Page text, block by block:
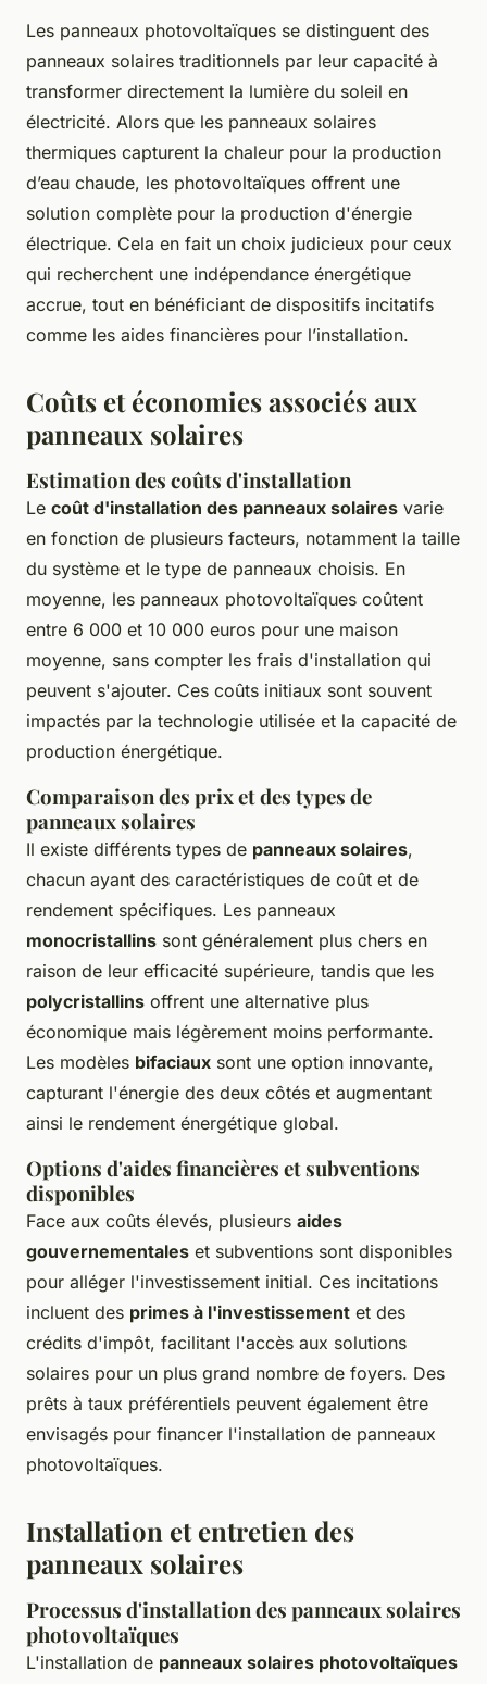
Les panneaux photovoltaïques se distinguent des
panneaux solaires traditionnels par leur capacité à
transformer directement la lumière du soleil en
électricité. Alors que les panneaux solaires
thermiques capturent la chaleur pour la production
d’eau chaude, les photovoltaïques offrent une
solution complète pour la production d'énergie
électrique. Cela en fait un choix judicieux pour ceux
qui recherchent une indépendance énergétique
accrue, tout en bénéficiant de dispositifs incitatifs
comme les aides financières pour l’installation.
Coûts et économies associés aux
panneaux solaires
Estimation des coûts d'installation
Le coût d'installation des panneaux solaires varie
en fonction de plusieurs facteurs, notamment la taille
du système et le type de panneaux choisis. En
moyenne, les panneaux photovoltaïques coûtent
entre 6 000 et 10 000 euros pour une maison
moyenne, sans compter les frais d'installation qui
peuvent s'ajouter. Ces coûts initiaux sont souvent
impactés par la technologie utilisée et la capacité de
production énergétique.
Comparaison des prix et des types de
panneaux solaires
Il existe différents types de panneaux solaires,
chacun ayant des caractéristiques de coût et de
rendement spécifiques. Les panneaux
monocristallins sont généralement plus chers en
raison de leur efficacité supérieure, tandis que les
polycristallins offrent une alternative plus
économique mais légèrement moins performante.
Les modèles bifaciaux sont une option innovante,
capturant l'énergie des deux côtés et augmentant
ainsi le rendement énergétique global.
Options d'aides financières et subventions
disponibles
Face aux coûts élevés, plusieurs aides
gouvernementales et subventions sont disponibles
pour alléger l'investissement initial. Ces incitations
incluent des primes à l'investissement et des
crédits d'impôt, facilitant l'accès aux solutions
solaires pour un plus grand nombre de foyers. Des
prêts à taux préférentiels peuvent également être
envisagés pour financer l'installation de panneaux
photovoltaïques.
Installation et entretien des
panneaux solaires
Processus d'installation des panneaux solaires
photovoltaïques
L'installation de panneaux solaires photovoltaïques